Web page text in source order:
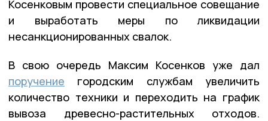
Косенковым провести специальное совещание
и выработать меры по ликвидации
несанкционированных свалок.
В свою очередь Максим Косенков уже дал
поручение городским службам увеличить
количество техники и переходить на график
вывоза древесно-растительных отходов.